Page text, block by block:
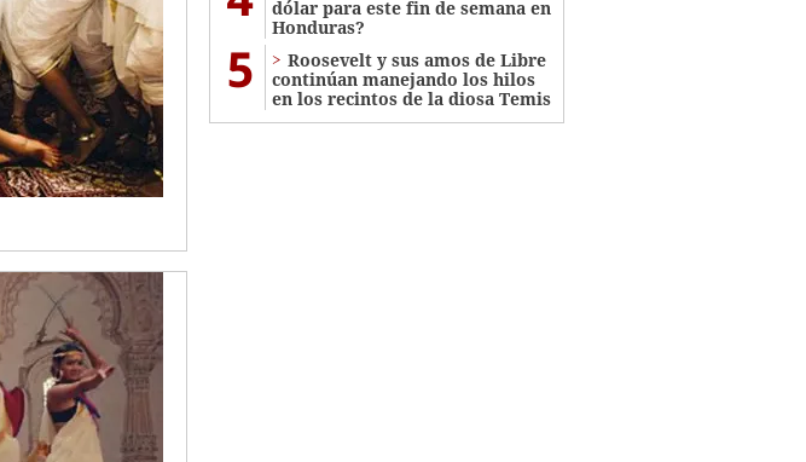
dólar para este fin de semana en
Honduras?
5
Roosevelt y sus amos de Libre
continúan manejando los hilos
en los recintos de la diosa Temis